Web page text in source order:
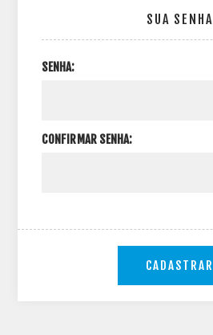
SUA SENHA
SENHA:
CONFIRMAR SENHA:
CADASTRAR